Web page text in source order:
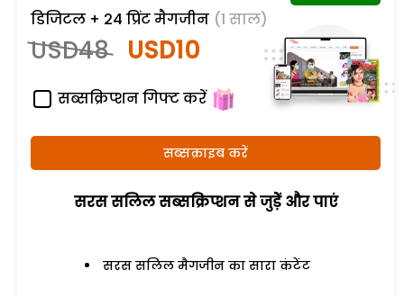
डिजिटल + 24 प्रिंट मैगजीन (1 साल)
USD48 USD10
सब्सक्रिप्शन गिफ्ट करें
सब्सक्राइब करें
सरस सलिल सब्सक्रिप्शन से जुड़ेें और पाएं
सरस सलिल मैगजीन का सारा कंटेंट